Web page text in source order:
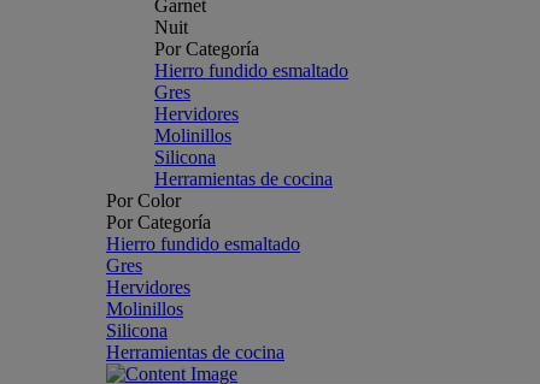
Garnet
Nuit
Por Categoría
Hierro fundido esmaltado
Gres
Hervidores
Molinillos
Silicona
Herramientas de cocina
Por Color
Por Categoría
Hierro fundido esmaltado
Gres
Hervidores
Molinillos
Silicona
Herramientas de cocina